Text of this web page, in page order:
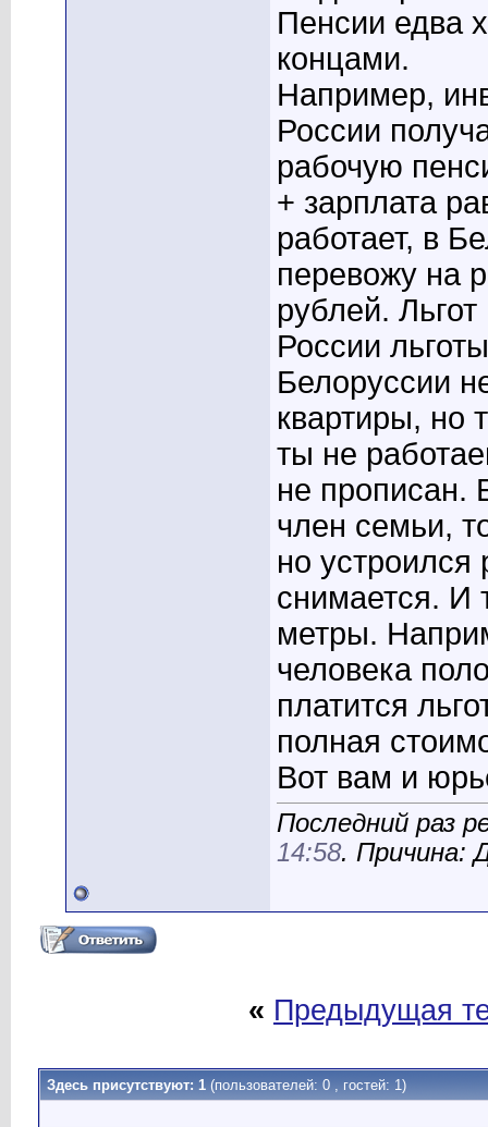
Пенсии едва
концами.
Например,
России
рабочую
+ зарплата
работает, в
перевожу на
рублей.
России
Белоруссии
квартиры, но
ты не
не прописан.
член семьи,
но устроился
снимается. И
метры.
человека
платится
полная
Вот вам и
Последний раз
14:58. Причина:
« Предыдущая
Здесь присутствуют: 1 (пользователей: 0 , гостей: 1)